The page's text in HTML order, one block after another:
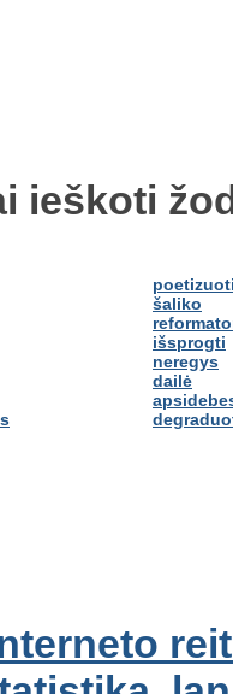
ieškoti
šaliko
išsprogti
neregys
dailė